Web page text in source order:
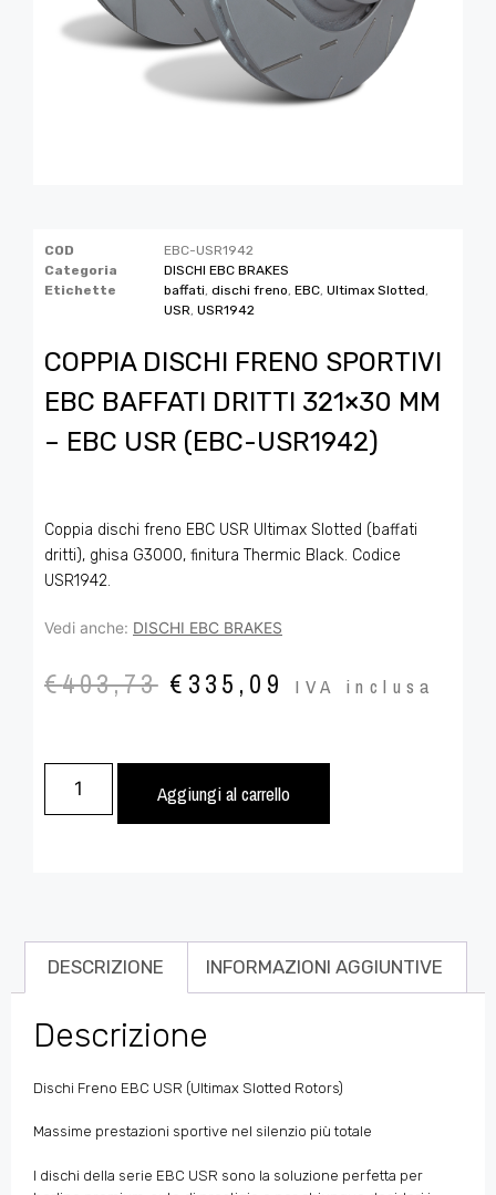
COD
EBC-USR1942
Categoria
DISCHI EBC BRAKES
Etichette
baffati dischi freno EBC Ultimax Slotted
USR USR1942
COPPIA DISCHI FRENO SPORTIVI
EBC BAFFATI DRITTI 321×30 MM
– EBC USR (EBC-USR1942)
Coppia dischi freno EBC USR Ultimax Slotted (baffati
dritti), ghisa G3000, finitura Thermic Black. Codice
USR1942.
Vedi anche: DISCHI EBC BRAKES
€403,73 € 335,09 IVA inclusa
Aggiungi al carrello
DESCRIZIONE INFORMAZIONI AGGIUNTIVE
Descrizione
Dischi Freno EBC USR (Ultimax Slotted Rotors)
Massime prestazioni sportive nel silenzio più totale
I dischi della serie EBC USR sono la soluzione perfetta per